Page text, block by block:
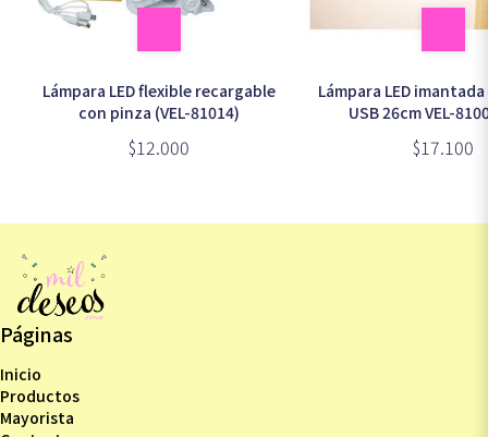
Lámpara LED flexible recargable
con pinza (VEL-81014)
$12.000
Lámpara LED
USB 26cm VEL-81003 (caja
marrón)
$17.100
Páginas
Inicio
Productos
Mayorista